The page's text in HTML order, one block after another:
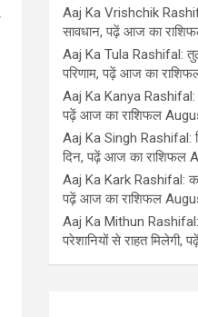
Aaj Ka Vrishchik
सावधान, पढ़ें आज का
Aaj Ka Tula Rashifal:
परिणाम, पढ़ें आज का
Aaj Ka Kanya Rashifal:
पढ़ें आज का राशिफल
Aaj Ka Singh Rashifal:
दिन, पढ़ें आज का राशिफल
Aaj Ka Kark Rashifal:
पढ़ें आज का राशिफल
Aaj Ka Mithun Rashifal:
परेशानियों से राहत